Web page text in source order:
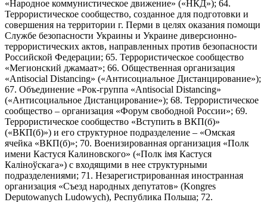
«Народное коммунистическое движение» («НКД»); 64.
Террористическое сообщество, созданное для подготовки и
совершения на территории г. Перми в целях оказания помощи
Службе безопасности Украины и Украине диверсионно-
террористических актов, направленных против безопасности
Российской Федерации; 65. Террористическое сообщество
«Мегионский джамаат»; 66. Общественная организация
«Antisocial Distancing» («Антисоциальное Дистанцирование»);
67. Объединение «Рок-группа «Antisocial Distancing»
(«Антисоциальное Дистанцирование»); 68. Террористическое
сообщество – организация «Форум свободной России»; 69.
Террористическое сообщество «Вступить в ВКП(б)»
(«ВКП(б)») и его структурное подразделение – «Омская
ячейка «ВКП(б)»; 70. Военизированная организация «Полк
имени Кастуся Калиновского» («Полк iмя Кастуся
Калiноўскага») с входящими в нее структурными
подразделениями; 71. Незарегистрированная иностранная
организация «Съезд народных депутатов» (Kongres
Deputowanych Ludowych), Республика Польша; 72.